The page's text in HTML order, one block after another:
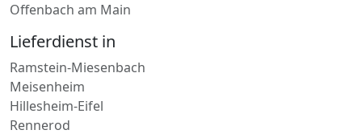
Lieferdienst in
Ramstein-Miesenbach
Meisenheim
Hillesheim-Eifel
Rennerod
Bad Sobernheim